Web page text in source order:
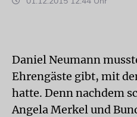
Daniel Neumann
Ehrengäste gibt, mit
hatte. Denn nachdem
Angela Merkel und